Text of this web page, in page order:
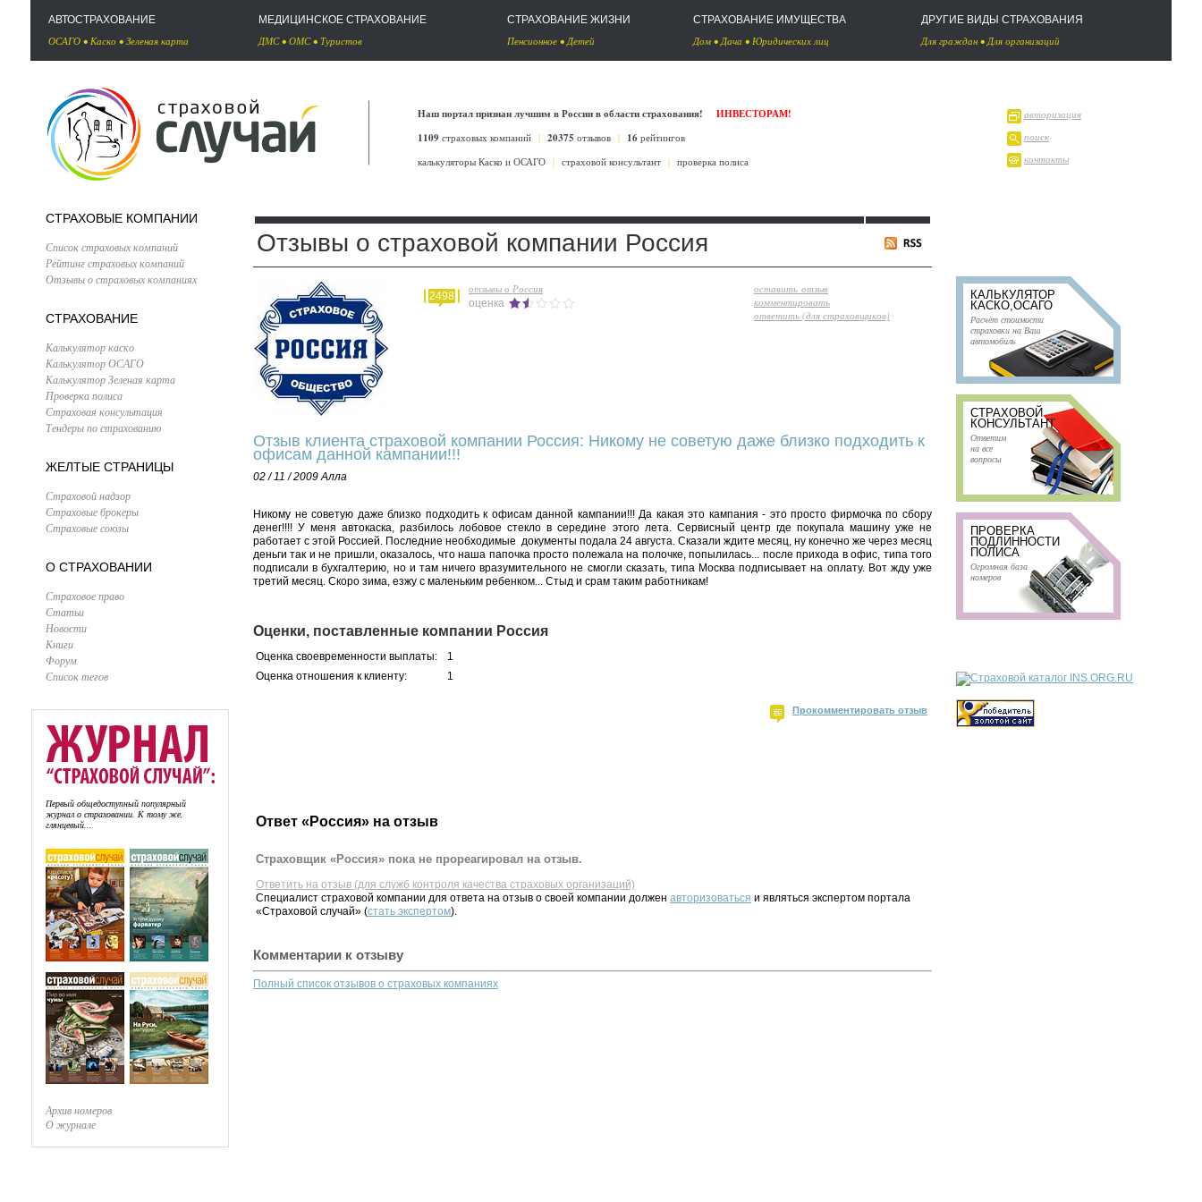
АВТОСТРАХОВАНИЕ
ОСАГО • Каско • Зеленая карта
МЕДИЦИНСКОЕ СТРАХОВАНИЕ
ДМС• ОМС• Туристов
СТРАХОВАНИЕ ЖИЗНИ
Пенсионное •Детей
СТРАХОВАНИЕ ИМУЩЕСТВА
Дом •Дача • Юридических лиц
ДРУГИЕ ВИДЫ СТРАХОВАНИЯ
Для граждан •Для организаций
Наш портал признан лучшим в России в области страхования!
ИНВЕСТОРАМ!
1109 страховых компаний | 20375 отзывов | 16 рейтингов
калькуляторы Каско и ОСАГО | страховой консультант | проверка полиса
авторизация
поиск
контакты
СТРАХОВЫЕ КОМПАНИИ
Список страховых компаний
Рейтинг страховых компаний
Отзывы о страховых компаниях
СТРАХОВАНИЕ
Калькулятор каско
Калькулятор ОСАГО
Калькулятор Зеленая карта
Проверка полиса
Страховая консультация
Тендеры по страхованию
ЖЕЛТЫЕ СТРАНИЦЫ
Страховой надзор
Страховые брокеры
Страховые союзы
О СТРАХОВАНИИ
Страховое право
Статьи
Новости
Книги
Форум
Список тегов
Первый общедоступный популярный
журнал о страховании. К тому же,
глянцевый...
Архив номеров
О журнале
Отзывы о страховой компании Россия
2498
отзывы о Россия
оценка
оставить отзыв
комментировать
ответить (для страховщиков)
Отзыв клиента страховой компании Россия: Никому не советую даже близко подходить к
офисам данной кампании!!!
02 / 11 / 2009Алла
Никому не советую даже близко подходить к офисам данной кампании!!! Да какая это кампания - это просто фирмочка по сбору
денег!!!! У меня автокаска, разбилось лобовое стекло в середине этого лета. Сервисный центр где покупала машину уже не
работает с этой Россией. Последние необходимые документы подала 24 августа. Сказали ждите месяц, ну конечно же через месяц
деньги так и не пришли, оказалось, что наша папочка просто полежала на полочке, попылилась... после прихода в офис, типа того
подписали в бухгалтерию, но и там ничего вразумительного не смогли сказать, типа Москва подписывает на оплату. Вот жду уже
третий месяц. Скоро зима, езжу с маленьким ребенком... Стыд и срам таким работникам!
Оценки, поставленные компании Россия
Оценка своевременности выплаты:
1
Оценка отношения к клиенту:
1
Прокомментировать отзыв
Ответ «Россия» на отзыв
Страховщик «Россия» пока не прореагировал на отзыв.
Ответить на отзыв (для служб контроля качества страховых организаций)
Специалист страховой компании для ответа на отзыв о своей компании должен авторизоваться и являться экспертом портала
«Страховой случай» (стать экспертом).
Комментарии к отзыву
Полный список отзывов о страховых компаниях
КАЛЬКУЛЯТОР
КАСКО,ОСАГО
Расчёт стоимости
страховки на Ваш
автомобиль
СТРАХОВОЙ
КОНСУЛЬТАНТ
Ответим
на все
вопросы
ПРОВЕРКА
ПОДЛИННОСТИ
ПОЛИСА
Огромная база
номеров